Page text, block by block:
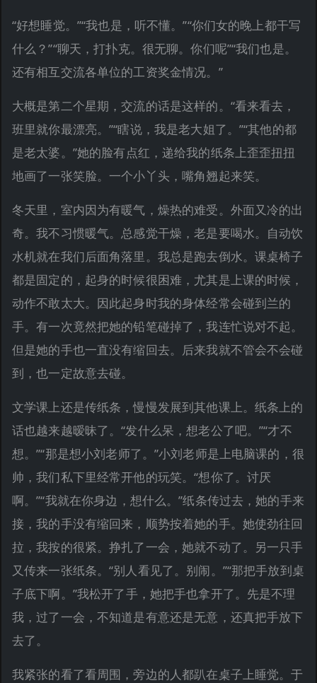
“好想睡觉。”“我也是，听不懂。”“你们女的晚上都干写
什么？”“聊天，打扑克。很无聊。你们呢”“我们也是。
还有相互交流各单位的工资奖金情况。”
大概是第二个星期，交流的话是这样的。“看来看去，
班里就你最漂亮。”“瞎说，我是老大姐了。”“其他的都
是老太婆。”她的脸有点红，递给我的纸条上歪歪扭扭
地画了一张笑脸。一个小丫头，嘴角翘起来笑。
冬天里，室内因为有暖气，燥热的难受。外面又冷的出
奇。我不习惯暖气。总感觉干燥，老是要喝水。自动饮
水机就在我们后面角落里。我总是跑去倒水。课桌椅子
都是固定的，起身的时候很困难，尤其是上课的时候，
动作不敢太大。因此起身时我的身体经常会碰到兰的
手。有一次竟然把她的铅笔碰掉了，我连忙说对不起。
但是她的手也一直没有缩回去。后来我就不管会不会碰
到，也一定故意去碰。
文学课上还是传纸条，慢慢发展到其他课上。纸条上的
话也越来越暧昧了。“发什么呆，想老公了吧。”“才不
想。”“那是想小刘老师了。”小刘老师是上电脑课的，很
帅，我们私下里经常开他的玩笑。“想你了。讨厌
啊。”“我就在你身边，想什么。”纸条传过去，她的手来
接，我的手没有缩回来，顺势按着她的手。她使劲往回
拉，我按的很紧。挣扎了一会，她就不动了。另一只手
又传来一张纸条。“别人看见了。别闹。”“那把手放到桌
子底下啊。”我松开了手，她把手也拿开了。先是不理
我，过了一会，不知道是有意还是无意，还真把手放下
去了。
我紧张的看了看周围，旁边的人都趴在桌子上睡觉。于